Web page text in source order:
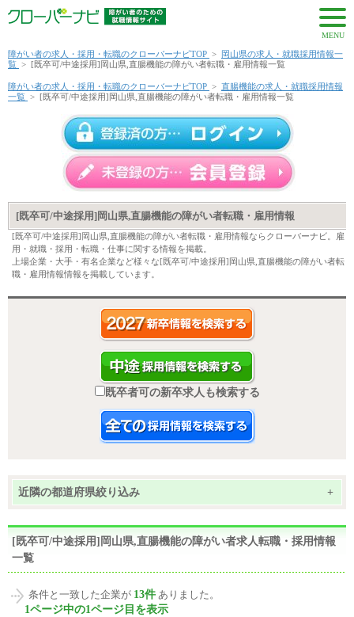
MENU
障がい者の求人・採用・転職のクローバーナビTOP >
岡山県の求人・就職採用情報一
覧 > [既卒可/中途採用]岡山県,直腸機能の障がい者転職・雇用情報一覧
障がい者の求人・採用・転職のクローバーナビTOP > 直腸機能の求人・就職採用情報
一覧 > [既卒可/中途採用]岡山県,直腸機能の障がい者転職・雇用情報一覧
[既卒可/中途採用]岡山県,直腸機能の障がい者転職・雇用情報
[既卒可/中途採用]岡山県,直腸機能の障がい者転職・雇用情報ならクローバーナビ。雇
用・就職・採用・転職・仕事に関する情報を掲載。
上場企業・大手・有名企業など様々な[既卒可/中途採用]岡山県,直腸機能の障がい者転
職・雇用情報情報を掲載しています。
既卒者可の新卒求人も検索する
近隣の都道府県絞り込み +
[既卒可/中途採用]岡山県,直腸機能の障がい者求人転職・採用情報
一覧
条件と一致した企業が 13件 ありました。
1ページ中の1ページ目を表示